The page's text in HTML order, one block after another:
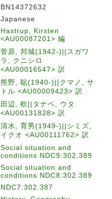
BN14372632
Japanese
Hastrup, Kirsten
<AU00087201> 編
菅原, 邦城(1942-)||スガワ
ラ, クニシロ
<AU00016547> 訳
熊野, 聡(1940-)||クマノ, サ
トル <AU00009423> 訳
田辺, 欧||タナベ, ウタ
<AU00131828> 訳
清水, 育男(1949-)||シミズ,
イクオ <AU00111762> 訳
Social situation and
conditions NDC9:302.389
Social situation and
conditions NDC8:302.389
NDC7:302.387